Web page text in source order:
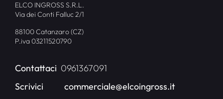
ELCO INGROSS S.R.L.
Via dei Conti Falluc 2/1
88100 Catanzaro (CZ)
P.iva 03211520790
Contattaci 0961367091
Scrivici
commerciale@elcoingross.it